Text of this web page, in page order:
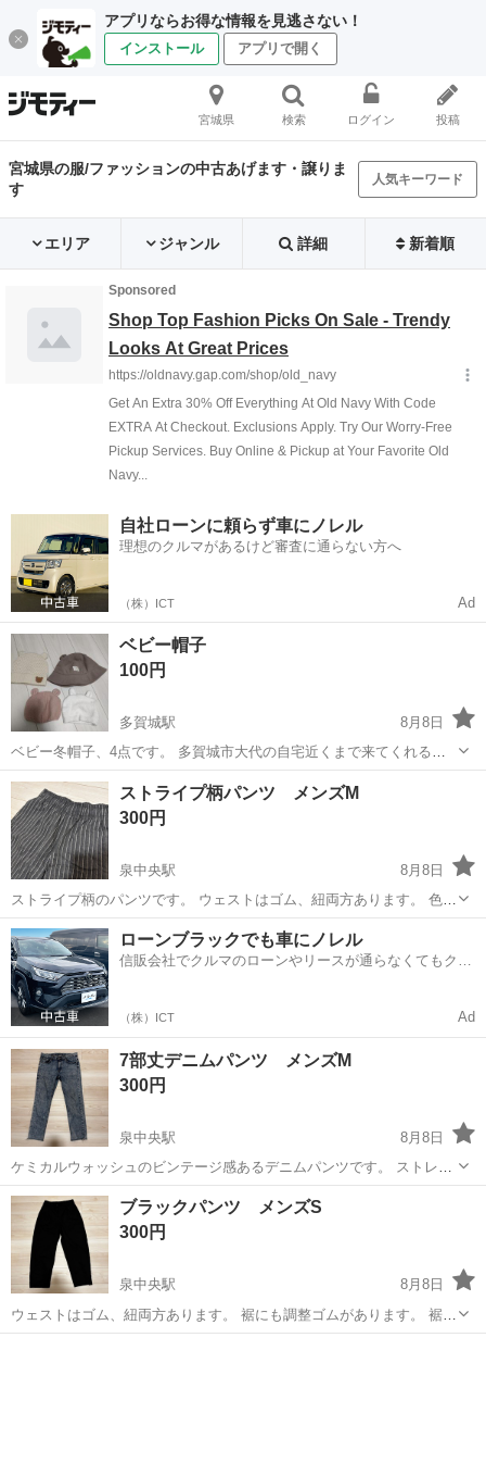
アプリならお得な情報を見逃さない！
インストール アプリで開く
宮城県 検索 ログイン 投稿
宮城県の服/ファッションの中古あげます・譲りま
す
人気キーワード
エリア ジャンル 詳細 新着順
自社ローンに頼らず車にノレル
理想のクルマがあるけど審査に通らない方へ
（株）ICT Ad
ベビー帽子
100円
多賀城駅
8月8日
ベビー冬帽子、4点です。 多賀城市大代の自宅近くまで来てくれるか
た限定でお願いします。
宮城 多賀城市 多賀城駅 ベビー
ストライプ柄パンツ メンズM
300円
泉中央駅
8月8日
ストライプ柄のパンツです。 ウェストはゴム、紐両方あります。 色
グレー サイズ M 綿100% ブランド GU クリーニング済みです。 近
所の公園駐車場でお渡しいたします。
宮城 仙台市 泉中央駅 ボトムス
ローンブラックでも車にノレル
信販会社でクルマのローンやリースが通らなくてもクル
（株）ICT Ad
7部丈デニムパンツ メンズM
300円
泉中央駅
8月8日
ケミカルウォッシュのビンテージ感あるデニムパンツです。 ストレッ
チ素材で履きやすく、7部丈なので夏にぴったりです。 サイズ M 綿
99%、ポリウレタン1% ブランド GU クリーニング済みです。 近所
の公園駐車場でお渡し...
宮城 仙台市 泉中央駅 ジーンズ/デニム
ケミカルウォッシュ
ブラックパンツ メンズS
300円
泉中央駅
8月8日
ウェストはゴム、紐両方あります。 裾にも調整ゴムがあります。 裾が
裂けてしまい、写真のとおり縫っています。(黒なので目立ちにくいで